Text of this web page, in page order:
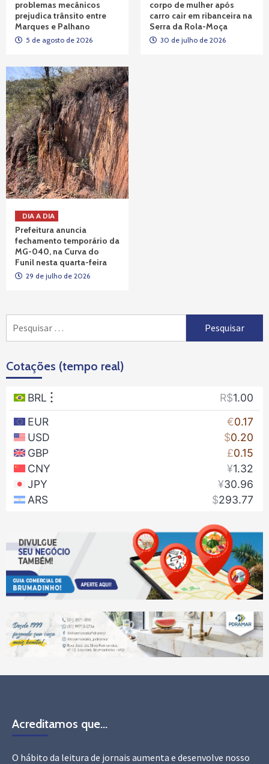
problemas mecânicos
prejudica trânsito entre
Marques e Palhano
5 de agosto de 2026
corpo de mulher após
carro cair em ribanceira na
Serra da Rola-Moça
30 de julho de 2026
DIA A DIA
Prefeitura anuncia
fechamento temporário da
MG-040, na Curva do
Funil nesta quarta-feira
29 de julho de 2026
por:
Cotações (tempo real)
Acreditamos que…
O hábito da leitura de jornais aumenta e desenvolve nosso